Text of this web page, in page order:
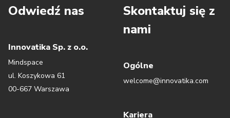
Odwiedź nas
Innovatika Sp. z o.o.
Mindspace
ul. Koszykowa 61
00-667 Warszawa
Skontaktuj się z
nami
Ogólne
welcome@innovatika.com
Kariera